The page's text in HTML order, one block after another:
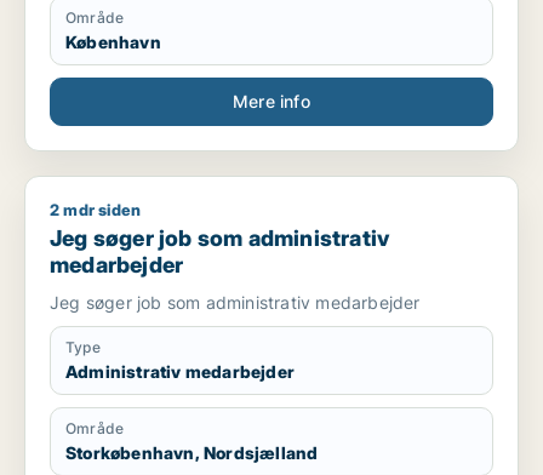
Område
København
Mere info
Jeg søger job som administrativ medarbejder
2 mdr siden
Jeg søger job som administrativ
medarbejder
Jeg søger job som administrativ medarbejder
Type
Administrativ medarbejder
Område
Storkøbenhavn, Nordsjælland